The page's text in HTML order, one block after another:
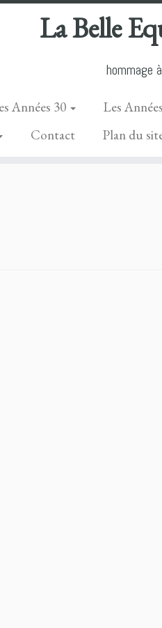
La Belle
hommage
Années 30 Les
Contact Plan du